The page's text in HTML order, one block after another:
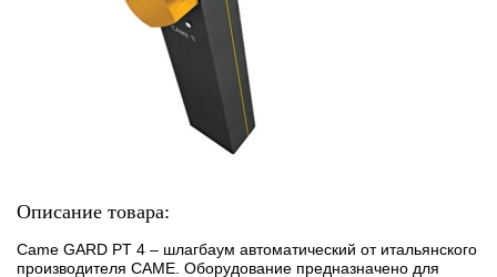
Описание товара:
Came GARD PT 4 – шлагбаум автоматический от итальянского
производителя CAME. Оборудование предназначено для